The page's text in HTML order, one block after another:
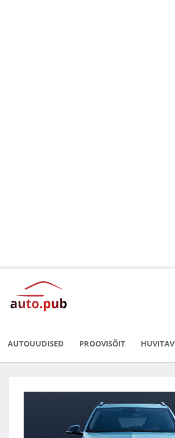
AUTOUUDISED PROOVISÕIT HUVITAV